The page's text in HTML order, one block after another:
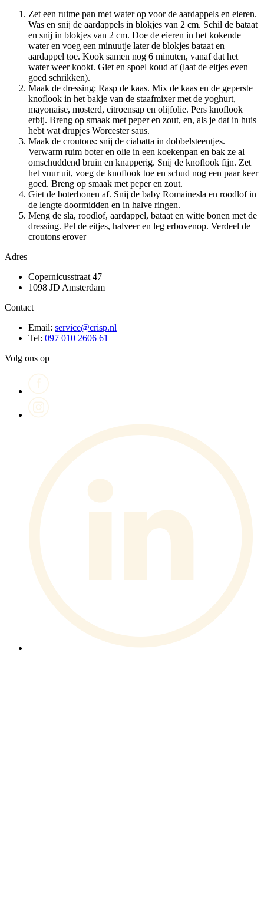
Zet een ruime pan met water op voor de aardappels en eieren.
Was en snij de aardappels in blokjes van 2 cm. Schil de bataat
en snij in blokjes van 2 cm. Doe de eieren in het kokende
water en voeg een minuutje later de blokjes bataat en
aardappel toe. Kook samen nog 6 minuten, vanaf dat het
water weer kookt. Giet en spoel koud af (laat de eitjes even
goed schrikken).
Maak de dressing: Rasp de kaas. Mix de kaas en de geperste
knoflook in het bakje van de staafmixer met de yoghurt,
mayonaise, mosterd, citroensap en olijfolie. Pers knoflook
erbij. Breng op smaak met peper en zout, en, als je dat in huis
hebt wat drupjes Worcester saus.
Maak de croutons: snij de ciabatta in dobbelsteentjes.
Verwarm ruim boter en olie in een koekenpan en bak ze al
omschuddend bruin en knapperig. Snij de knoflook fijn. Zet
het vuur uit, voeg de knoflook toe en schud nog een paar keer
goed. Breng op smaak met peper en zout.
Giet de boterbonen af. Snij de baby Romainesla en roodlof in
de lengte doormidden en in halve ringen.
Meng de sla, roodlof, aardappel, bataat en witte bonen met de
dressing. Pel de eitjes, halveer en leg erbovenop. Verdeel de
croutons erover
Adres
Copernicusstraat 47
1098 JD Amsterdam
Contact
Email: service@crisp.nl
Tel: 097 010 2606 61
Volg ons op